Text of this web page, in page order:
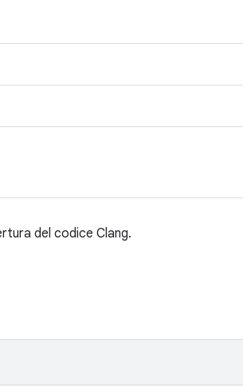
del codice Clang.